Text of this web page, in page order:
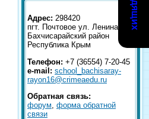
Адрес: 298420
пгт. Почтовое ул. Ленина 2
Бахчисарайский район
Республика Крым
Телефон: +7 (36554) 7-20-45
e-mail: school_bachisaray-
rayon16@crimeaedu.ru
Обратная связь:
форум форма обратной
связи